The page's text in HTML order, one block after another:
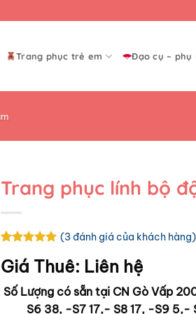
Trang phục trẻ em Đạo cụ – phụ
Trang phục lính bộ
dựa trên
đánh giá
(3 đánh giá của khách hàng)
Giá Thuê: Liên hệ
Số Lượng có sẵn tại CN Gò Vấp
S6 38, -S7 17,- S8 17, -S9 5,-